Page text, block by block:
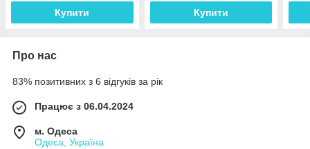
Купити Купити
Про нас
83% позитивних з 6 відгуків за рік
Працює з 06.04.2024
м. Одеса
Одеса, Україна